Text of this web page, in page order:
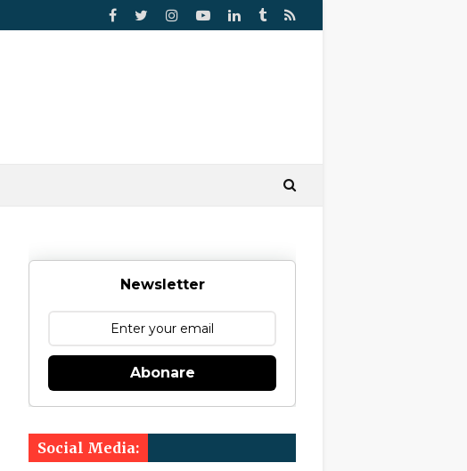
Newsletter
Abonare
Social Media: